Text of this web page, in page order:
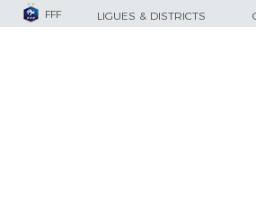
FFF LIGUES & DISTRICTS